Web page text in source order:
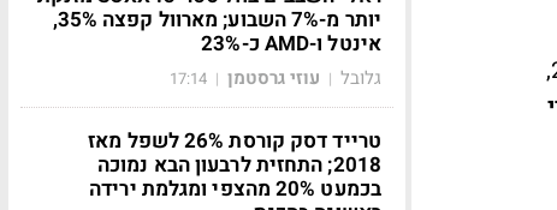
מבחינה ספורטיבית, הניקס אינם פייבוריטים. בפולימרקט הסיכוי שלהם לזכות באליפות עומד על 28%,
יותר מ-7% השבוע; מארוול קפצה 35%,
אינטל ו-AMD כ-23%
גלובל | עוזי גרסטמן |
17:14
טרייד דסק קורסת 26% לשפל מאז
2018; התחזית לרבעון הבא נמוכה
בכמעט 20% מהצפי ומגלמת ירידה